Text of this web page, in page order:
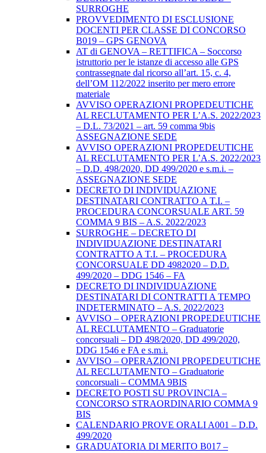
SURROGHE
PROVVEDIMENTO DI ESCLUSIONE
DOCENTI PER CLASSE DI CONCORSO
B019 – GPS GENOVA
AT di GENOVA – RETTIFICA – Soccorso
istruttorio per le istanze di accesso alle GPS
contrassegnate dal ricorso all’art. 15, c. 4,
dell’OM 112/2022 inserito per mero errore
materiale
AVVISO OPERAZIONI PROPEDEUTICHE
AL RECLUTAMENTO PER L’A.S. 2022/2023
– D.L. 73/2021 – art. 59 comma 9bis
ASSEGNAZIONE SEDE
AVVISO OPERAZIONI PROPEDEUTICHE
AL RECLUTAMENTO PER L’A.S. 2022/2023
– D.D. 498/2020, DD 499/2020 e s.m.i. –
ASSEGNAZIONE SEDE
DECRETO DI INDIVIDUAZIONE
DESTINATARI CONTRATTO A T.I. –
PROCEDURA CONCORSUALE ART. 59
COMMA 9 BIS – A.S. 2022/2023
SURROGHE – DECRETO DI
INDIVIDUAZIONE DESTINATARI
CONTRATTO A T.I. – PROCEDURA
CONCORSUALE DD 4982020 – D.D.
499/2020 – DDG 1546 – FA
DECRETO DI INDIVIDUAZIONE
DESTINATARI DI CONTRATTI A TEMPO
INDETERMINATO – A.S. 2022/2023
AVVISO – OPERAZIONI PROPEDEUTICHE
AL RECLUTAMENTO – Graduatorie
concorsuali – DD 498/2020, DD 499/2020,
DDG 1546 e FA e s.m.i.
AVVISO – OPERAZIONI PROPEDEUTICHE
AL RECLUTAMENTO – Graduatorie
concorsuali – COMMA 9BIS
DECRETO POSTI SU PROVINCIA –
CONCORSO STRAORDINARIO COMMA 9
BIS
CALENDARIO PROVE ORALI A001 – D.D.
499/2020
GRADUATORIA DI MERITO B017 –